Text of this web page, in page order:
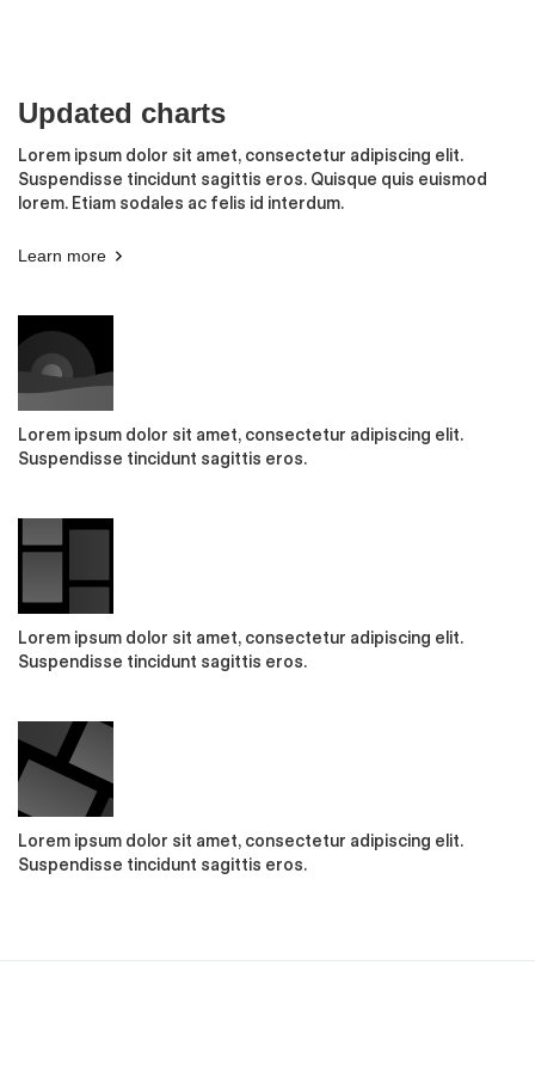
Updated charts
Lorem ipsum dolor sit amet, consectetur adipiscing elit.
Suspendisse tincidunt sagittis eros. Quisque quis euismod
lorem. Etiam sodales ac felis id interdum.
Learn more
Lorem ipsum dolor sit amet, consectetur adipiscing elit.
Suspendisse tincidunt sagittis eros.
Lorem ipsum dolor sit amet, consectetur adipiscing elit.
Suspendisse tincidunt sagittis eros.
Lorem ipsum dolor sit amet, consectetur adipiscing elit.
Suspendisse tincidunt sagittis eros.